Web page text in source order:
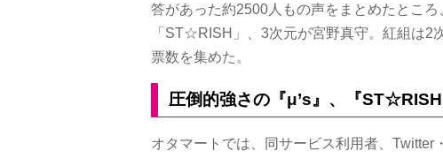
答があった約2500人もの声をまとめたとこ
「ST☆RISH」、3次元が宮野真守。紅組は2
票数を集めた。
圧倒的強さの『μ’s』、『ST☆RISH
オタマートでは、同サービス利用者、Twitter